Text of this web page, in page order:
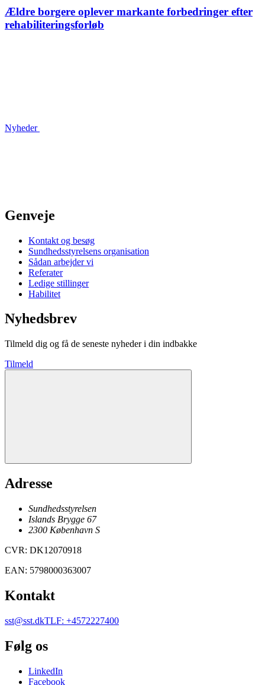
Ældre borgere oplever markante forbedringer efter
rehabiliteringsforløb
Nyheder
Genveje
Kontakt og besøg
Sundhedsstyrelsens organisation
Sådan arbejder vi
Referater
Ledige stillinger
Habilitet
Nyhedsbrev
Tilmeld dig og få de seneste nyheder i din indbakke
Tilmeld
Adresse
Sundhedsstyrelsen
Islands Brygge 67
2300 København S
CVR: DK12070918
EAN: 5798000363007
Kontakt
sst@sst.dkTLF: +4572227400
Følg os
LinkedIn
Facebook